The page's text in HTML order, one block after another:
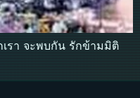
เรา จะพบกัน รักข้ามมิติ